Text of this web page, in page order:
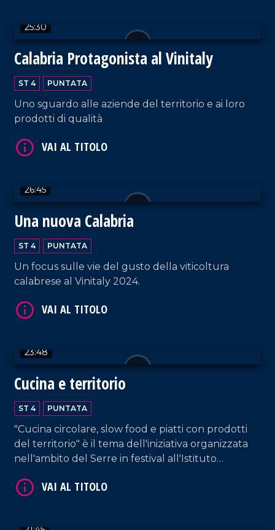
25:30
Calabria Protagonista al Vinitaly
ST 4 PUNTATA
Uno sguardo alle aziende del territorio e ai loro
prodotti di qualità
26:45
Una nuova Calabria
ST 4 PUNTATA
Un focus sulle vie del gusto della viticoltura
calabrese al Vinitaly 2024.
23:48
Cucina e territorio
ST 4 PUNTATA
"Cucina circolare, slow food e piatti con prodotti
del territorio" è il tema dell'iniziativa organizzata
nell'ambito del Serre in festival all'Istituto
VAI AL TITOLO
VAI AL TITOLO
VAI AL TITOLO